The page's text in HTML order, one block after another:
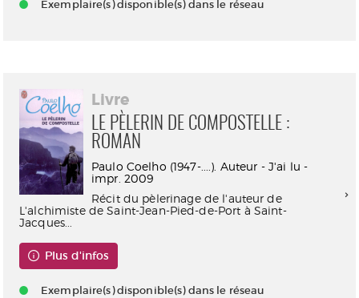
Exemplaire(s) disponible(s) dans le réseau
Livre
LE PÈLERIN DE COMPOSTELLE :
ROMAN
Paulo Coelho (1947-....). Auteur - J'ai lu -
impr. 2009
Récit du pèlerinage de l'auteur de
L'alchimiste de Saint-Jean-Pied-de-Port à Saint-
Jacques...
Plus d'infos
Exemplaire(s) disponible(s) dans le réseau